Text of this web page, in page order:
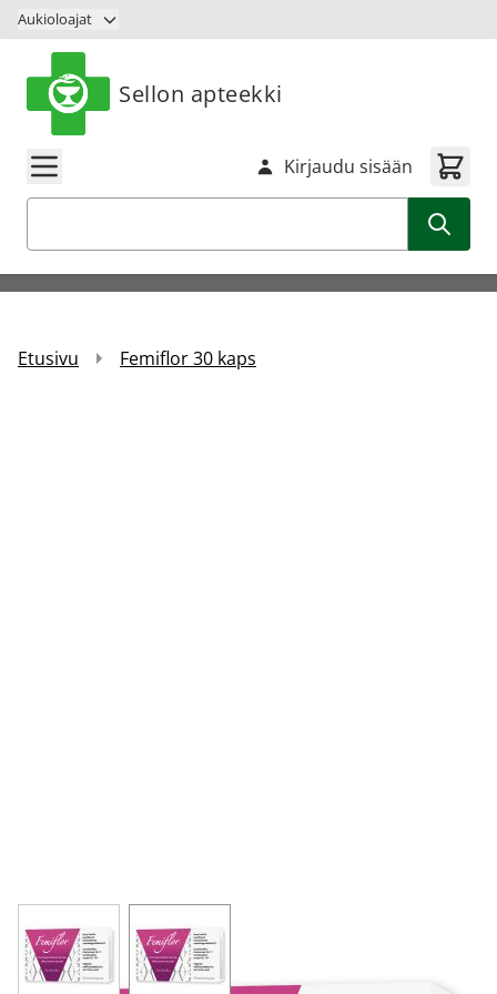
Siirry sisältöön
Aukioloajat
Sellon apteekki
Kirjaudu sisään
Etusivu Femiflor 30 kaps